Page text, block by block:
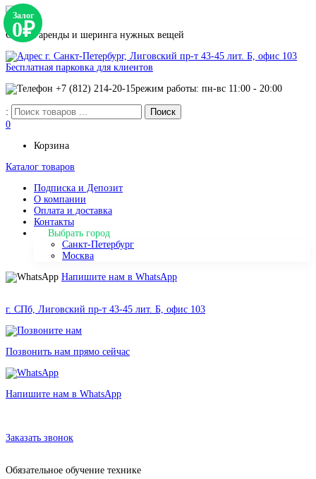
Сервис аренды и шеринга нужных вещей
г. Санкт-Петербург, Лиговский пр-т 43-45 лит. Б, офис 103
Бесплатная парковка для клиентов
+7 (812) 214-20-15режим работы: пн-вс 11:00 - 20:00
:
0
Корзина
Каталог товаров
Подписка и Депозит
О компании
Оплата и доставка
Контакты
Выбрать город
Санкт-Петербург
Москва
Напишите нам в WhatsApp
г. СПб, Лиговский пр-т 43-45 лит. Б, офис 103
Позвонить нам прямо сейчас
Напишите нам в WhatsApp
Заказать звонок
Обязательное обучение технике
Залог
0₽